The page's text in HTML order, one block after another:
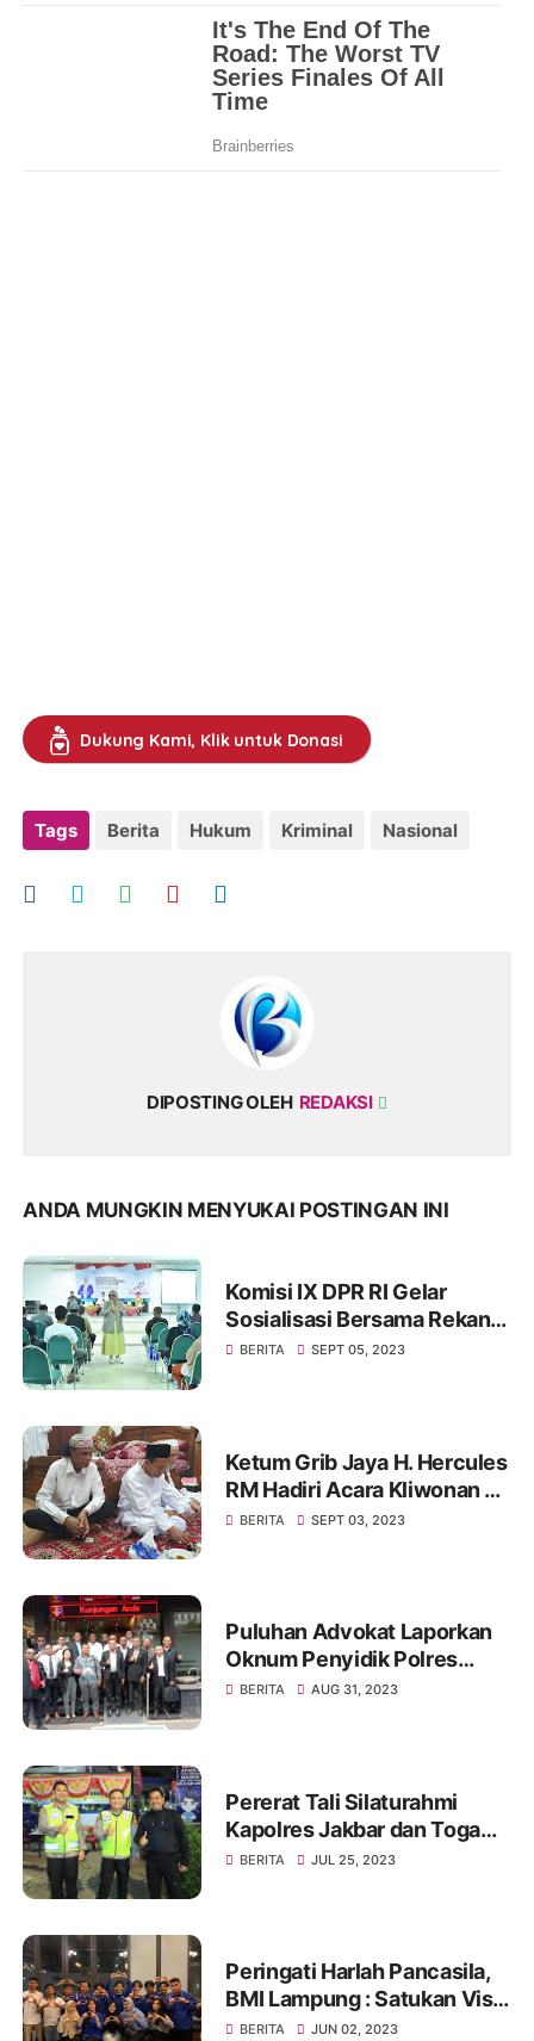
Dukung Kami, Klik untuk Donasi
Tags Berita Hukum Kriminal Nasional
DIPOSTING OLEH REDAKSI
ANDA MUNGKIN MENYUKAI POSTINGAN INI
Komisi IX DPR RI Gelar
Sosialisasi Bersama Rekan
Mitra Kerjanya BKKBN di
BERITA SEPT 05, 2023
Ketum Grib Jaya H. Hercules
RM Hadiri Acara Kliwonan di
Pekalongan dan Milad Ke 11
BERITA SEPT 03, 2023
Puluhan Advokat Laporkan
Oknum Penyidik Polres
JAKSEL Ke Propam Mabes
BERITA AUG 31, 2023
Pererat Tali Silaturahmi
Kapolres Jakbar dan Toga
Serta Tomas, Ini Kata Tokoh
BERITA JUL 25, 2023
Peringati Harlah Pancasila,
BMI Lampung : Satukan Visi,
Merajut Persatuan
BERITA JUN 02, 2023